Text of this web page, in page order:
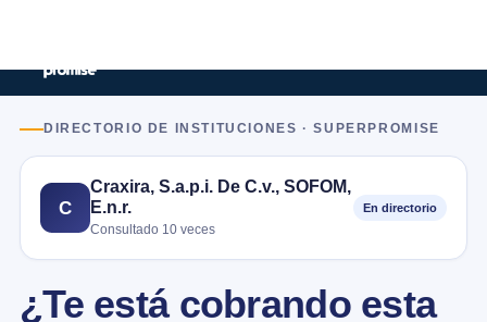
DIRECTORIO DE INSTITUCIONES · SUPERPROMISE
C
Craxira, S.a.p.i. De C.v., SOFOM,
E.n.r.
Consultado 10 veces
En directorio
¿Te está cobrando esta